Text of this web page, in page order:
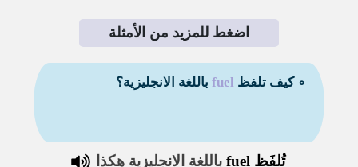
اضغط للمزيد من الأمثلة
∘ كيف تلفظ fuel باللغة الانجليزية؟
تُلفَظ fuelباللغة الانجليزية هكذا